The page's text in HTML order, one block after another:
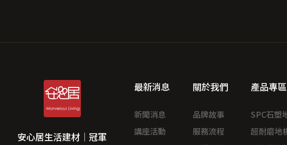
安心居生活建材｜冠軍
最新消息
新聞消息
講座活動
關於我們
品牌故事
服務流程
產品專區
SPC石塑
超耐磨地